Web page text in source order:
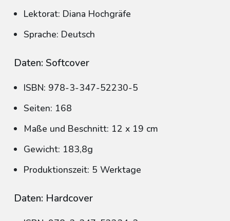
Lektorat: Diana Hochgräfe
Sprache: Deutsch
Daten: Softcover
ISBN: 978-3-347-52230-5
Seiten: 168
Maße und Beschnitt: 12 x 19 cm
Gewicht: 183,8g
Produktionszeit: 5 Werktage
Daten: Hardcover